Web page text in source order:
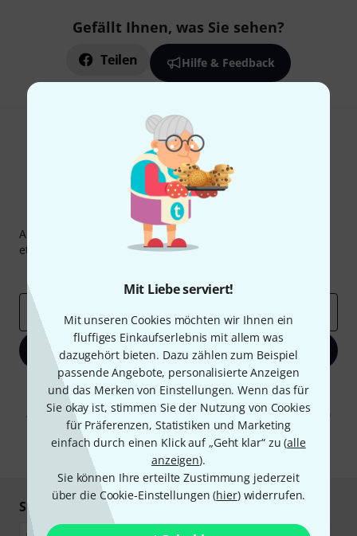
Mit Liebe serviert!
Mit unseren Cookies möchten wir Ihnen ein
fluffiges Einkaufserlebnis mit allem was
dazugehört bieten. Dazu zählen zum Beispiel
passende Angebote, personalisierte Anzeigen
und das Merken von Einstellungen. Wenn das für
Sie okay ist, stimmen Sie der Nutzung von Cookies
für Präferenzen, Statistiken und Marketing
einfach durch einen Klick auf „Geht klar“ zu (alle
anzeigen).
Sie können Ihre erteilte Zustimmung jederzeit
über die Cookie-Einstellungen (hier) widerrufen.
Gefällt Ihnen, was Sie sehen?
Teilen Hilfe & Feedback
Thomann Newsletter
Abonniere den Thomann Newsletter und gewinne mit
etwas Glück einen von50 Gutscheinen
E-Mail-Adresse
Jetzt anmelden
Mit Klick auf „Jetzt anmelden“ stimmen Sie dem Erhalt von E-Mail-
Werbung und einer Messung des E-Mail-Nutzungsverhaltens zu. Die
Abmeldung ist jederzeit möglich. Weitere Informationen finden Sie in
unserenDatenschutzhinweisen.
Sicher einkaufen & bezahlen